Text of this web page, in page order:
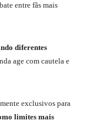
entre fãs mais
diferentes
age com cautela e
exclusivos para
limites mais